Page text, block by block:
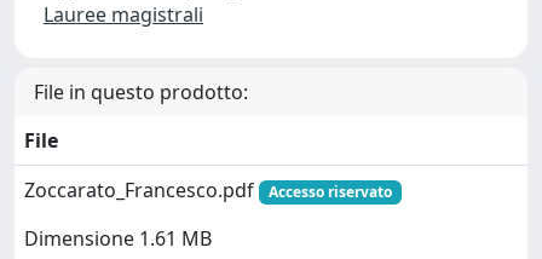
Lauree magistrali
File in questo prodotto:
File
Zoccarato_Francesco.pdf
Accesso riservato
Dimensione 1.61 MB